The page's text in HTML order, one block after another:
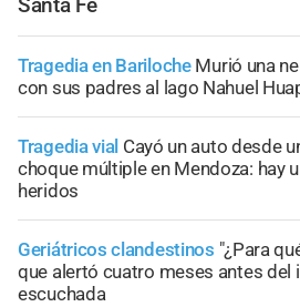
Tragedia en Bariloche Murió una
con sus padres al lago Nahuel
Tragedia vial Cayó un auto desde
choque múltiple en Mendoza: hay
heridos
Geriátricos clandestinos "¿Para
que alertó cuatro meses antes del
escuchada